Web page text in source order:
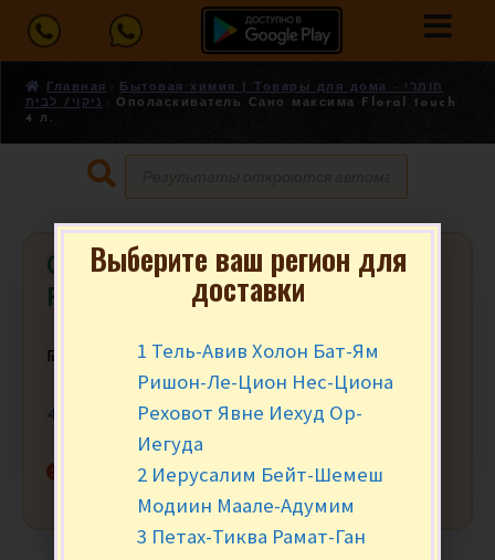
Главная
Бытовая химия | Товары для дома - חומרי
ניקוי/ לבית
Ополаскиватель Сано максима Floral touch
4 л.
Ополаскиватель Сано максима
Floral touch 4 л.
₪ 21.90 за шт.
4 л.
Нет в наличии
Выберите ваш регион для
доставки
1 Тель-Авив Холон Бат-Ям
Ришон-Ле-Цион Нес-Циона
Реховот Явне Иехуд Ор-
Иегуда
2 Иерусалим Бейт-Шемеш
Модиин Маале-Адумим
3 Петах-Тиква Рамат-Ган